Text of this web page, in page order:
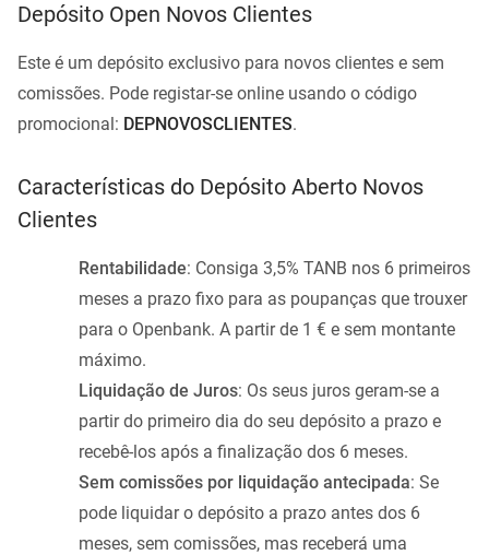
Depósito Open Novos Clientes
Este é um depósito exclusivo para novos clientes e sem
comissões. Pode registar-se online usando o código
promocional: DEPNOVOSCLIENTES.
Características do Depósito Aberto Novos
Clientes
Rentabilidade: Consiga 3,5% TANB nos 6 primeiros
meses a prazo fixo para as poupanças que trouxer
para o Openbank. A partir de 1 € e sem montante
máximo.
Liquidação de Juros: Os seus juros geram-se a
partir do primeiro dia do seu depósito a prazo e
recebê-los após a finalização dos 6 meses.
Sem comissões por liquidação antecipada: Se
pode liquidar o depósito a prazo antes dos 6
meses, sem comissões, mas receberá uma